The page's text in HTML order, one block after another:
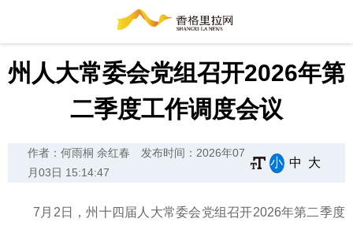
州人大常委会党组召开2026年第
二季度工作调度会议
作者：何雨桐 余红春
发布时间：2026年07
月03日 15:14:47
小 中 大
7月2日，州十四届人大常委会党组召开2026年第二季度